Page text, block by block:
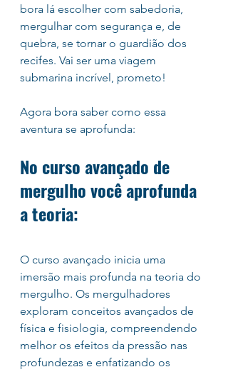
bora lá escolher com sabedoria,
mergulhar com segurança e, de
quebra, se tornar o guardião dos
recifes. Vai ser uma viagem
submarina incrível, prometo!
Agora bora saber como essa
aventura se aprofunda:
No curso avançado de
mergulho você aprofunda
a teoria:
O curso avançado inicia uma
imersão mais profunda na teoria do
mergulho. Os mergulhadores
exploram conceitos avançados de
física e fisiologia, compreendendo
melhor os efeitos da pressão nas
profundezas e enfatizando os